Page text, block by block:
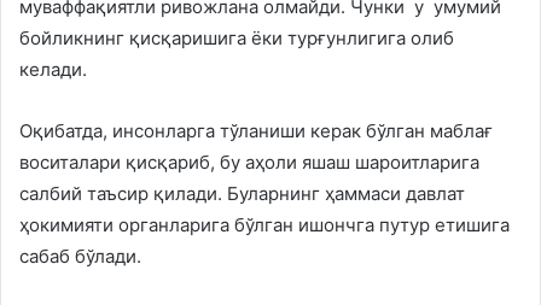
муваффақиятли ривожлана олмайди. Чунки у умумий
бойликнинг қисқаришига ёки турғунлигига олиб
келади.
Оқибатда, инсонларга тўланиши керак бўлган маблағ
воситалари қисқариб, бу аҳоли яшаш шароитларига
салбий таъсир қилади. Буларнинг ҳаммаси давлат
ҳокимияти органларига бўлган ишончга путур етишига
сабаб бўлади.